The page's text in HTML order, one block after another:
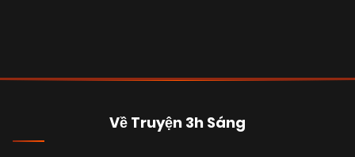
Về Truyện 3h Sáng